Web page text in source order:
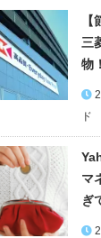
三
物
ド
マ
ぎ